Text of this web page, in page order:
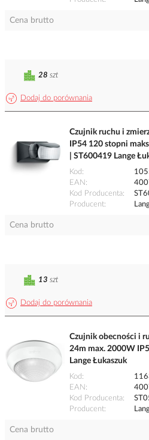
Cena brutto
Dodaj do porównania
28 szt
Czujnik ruchu i
IP54 120 stopni
| ST600419 Lange
Kod
EAN
Kod Producenta
Producent
Cena brutto
Dodaj do porównania
13 szt
Czujnik obecności i
24m max. 2000W
Lange Łukaszuk
Kod
EAN
Kod Producenta
Producent
Cena brutto